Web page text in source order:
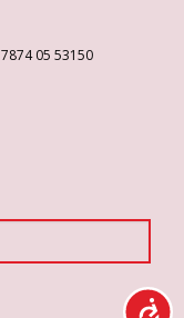
7874 05 53150